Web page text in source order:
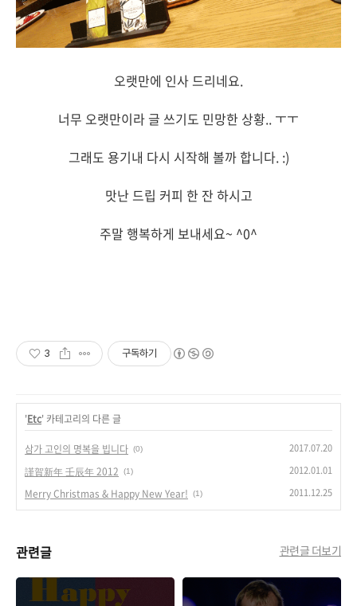
오랫만에 인사 드리네요.
너무 오랫만이라 글 쓰기도 민망한 상황.. ㅜㅜ
그래도 용기내 다시 시작해 볼까 합니다. :)
맛난 드립 커피 한 잔 하시고
주말 행복하게 보내세요~ ^0^
3 구독하기
'Etc' 카테고리의 다른 글
삼가 고인의 명복을 빕니다 (0) 2017.07.20
謹賀新年 壬辰年 2012 (1) 2012.01.01
Merry Christmas & Happy New Year! (1) 2011.12.25
관련글 관련글 더보기